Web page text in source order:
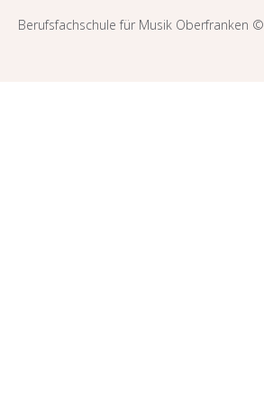
Berufsfachschule für Musik Oberfranken ©​